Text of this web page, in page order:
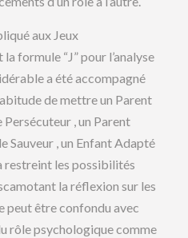
aux Jeux
formule “J” pour l’analyse
a été accompagné
de mettre un Parent
, un Parent
, un Enfant Adapté
restreint les possibilités
la réflexion sur les
peut être confondu avec
rôle psychologique comme